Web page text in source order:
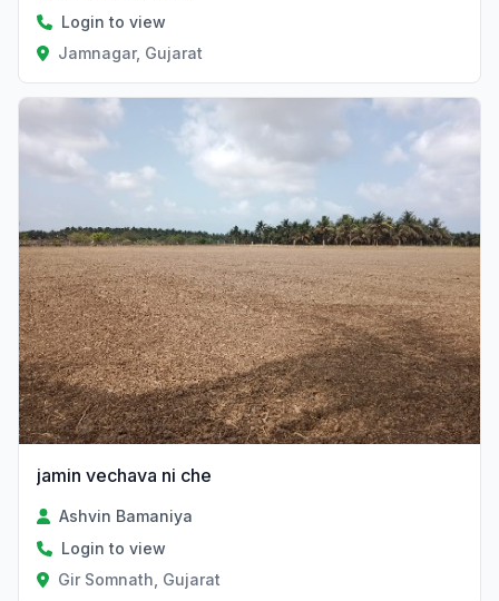
Login to view
Jamnagar, Gujarat
jamin vechava ni che
Ashvin Bamaniya
Login to view
Gir Somnath, Gujarat